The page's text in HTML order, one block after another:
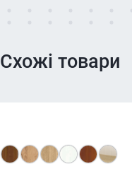
Схожі товари